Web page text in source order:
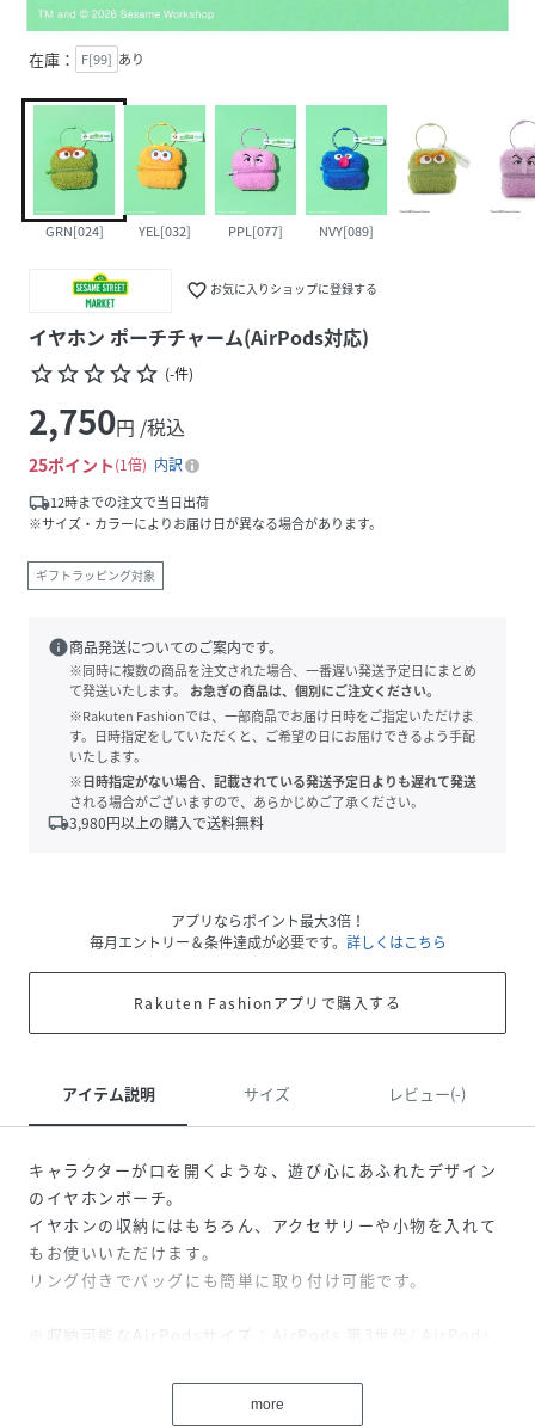
在庫： F[99] あり
GRN[024] YEL[032] PPL[077] NVY[089]
favorite_border お気に入りショップに登録する
イヤホン ポーチチャーム(AirPods対応)
star_borderstar_borderstar_borderstar_borderstar_border (-件)
2,750円 /税込
25ポイント 1倍
内訳
local_shipping12時までの注文で当日出荷
※サイズ・カラーによりお届け日が異なる場合があります。
ギフトラッピング対象
info商品発送についてのご案内です。
※同時に複数の商品を注文された場合、一番遅い発送予定日にまとめ
て発送いたします。
お急ぎの商品は、個別にご注文ください。
※Rakuten Fashionでは、一部商品でお届け日時をご指定いただけま
す。日時指定をしていただくと、ご希望の日にお届けできるよう手配
いたします。
※日時指定がない場合、記載されている発送予定日よりも遅れて発送
される場合がございますので、あらかじめご了承ください。
local_shipping3,980円以上の購入で送料無料
アプリならポイント最大3倍！
毎月エントリー＆条件達成が必要です。 詳しくはこちら
Rakuten Fashionアプリで購入する
アイテム説明 サイズ レビュー(-)
キャラクターが口を開くような、遊び心にあふれたデザイン
のイヤホンポーチ。
イヤホンの収納にはもちろん、アクセサリーや小物を入れて
もお使いいただけます。
リング付きでバッグにも簡単に取り付け可能です。
※収納可能なAirPodsサイズ：AirPods 第3世代/ AirPods
more